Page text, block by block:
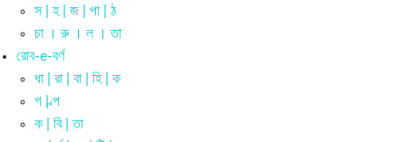
স | হ | জ | পা | ঠ
চা । রু । ল । তা
রোব-e-বর্ণ
ধা | রা | বা | হি | ক
গ | ল্প
ক | বি | তা